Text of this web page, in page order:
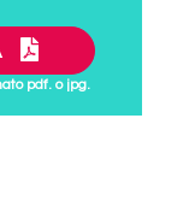
pdf. o jpg.